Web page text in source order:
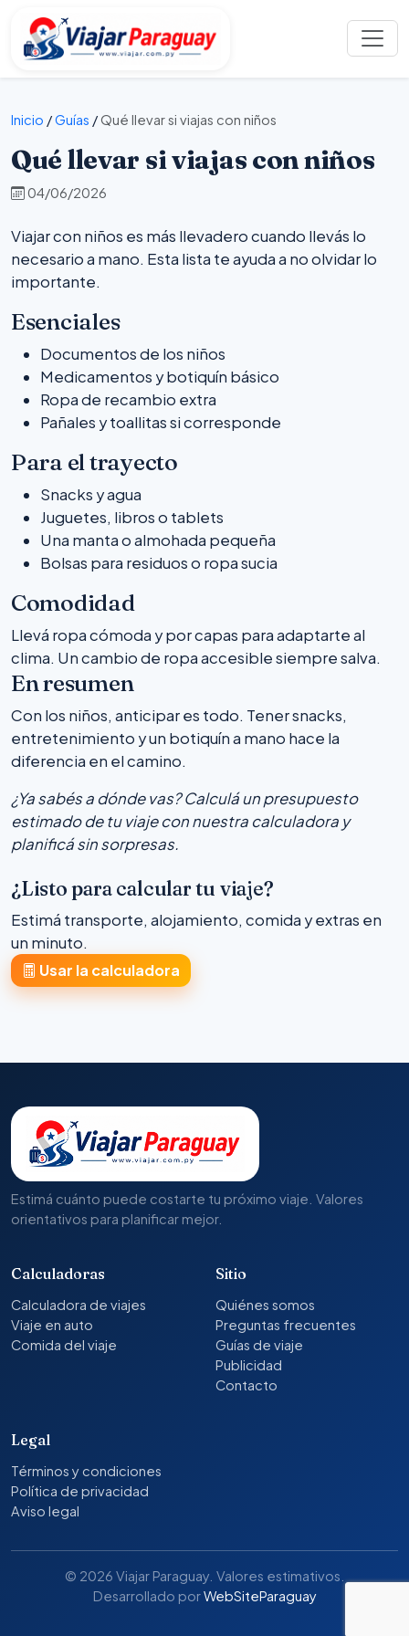
Inicio /Guías /Qué llevar si viajas con niños
Qué llevar si viajas con niños
04/06/2026
Viajar con niños es más llevadero cuando llevás lo
necesario a mano. Esta lista te ayuda a no olvidar lo
importante.
Esenciales
Documentos de los niños
Medicamentos y botiquín básico
Ropa de recambio extra
Pañales y toallitas si corresponde
Para el trayecto
Snacks y agua
Juguetes, libros o tablets
Una manta o almohada pequeña
Bolsas para residuos o ropa sucia
Comodidad
Llevá ropa cómoda y por capas para adaptarte al
clima. Un cambio de ropa accesible siempre salva.
En resumen
Con los niños, anticipar es todo. Tener snacks,
entretenimiento y un botiquín a mano hace la
diferencia en el camino.
¿Ya sabés a dónde vas? Calculá un presupuesto
estimado de tu viaje con nuestra calculadora y
planificá sin sorpresas.
¿Listo para calcular tu viaje?
Estimá transporte, alojamiento, comida y extras en
un minuto.
Usar la calculadora
Estimá cuánto puede costarte tu próximo viaje. Valores
orientativos para planificar mejor.
Calculadoras
Calculadora de viajes
Viaje en auto
Comida del viaje
Sitio
Quiénes somos
Preguntas frecuentes
Guías de viaje
Publicidad
Contacto
Legal
Términos y condiciones
Política de privacidad
Aviso legal
© 2026 Viajar Paraguay. Valores estimativos.
Desarrollado porWebSiteParaguay